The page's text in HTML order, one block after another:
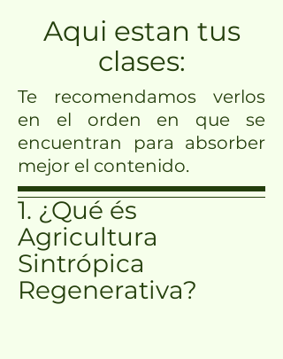
Aqui estan tus
clases:
Te recomendamos verlos
en el orden en que se
encuentran para absorber
mejor el contenido.
1. ¿Qué és
Agricultura
Sintrópica
Regenerativa?